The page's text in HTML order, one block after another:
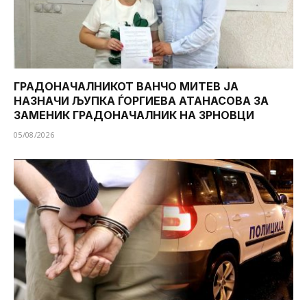
ГРАДОНАЧАЛНИКОТ ВАНЧО МИТЕВ ЈА
НАЗНАЧИ ЉУПКА ЃОРГИЕВА АТАНАСОВА ЗА
ЗАМЕНИК ГРАДОНАЧАЛНИК НА ЗРНОВЦИ
05/08/2026